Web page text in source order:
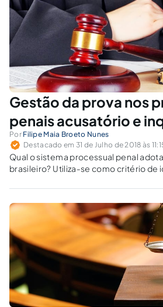
Gestão da prova nos
penais acusatório e
Por Filipe Maia Broeto Nunes
Destacado em 31 de Julho de 2018 às
Qual o sistema processual penal
brasileiro? Utiliza-se como critério de